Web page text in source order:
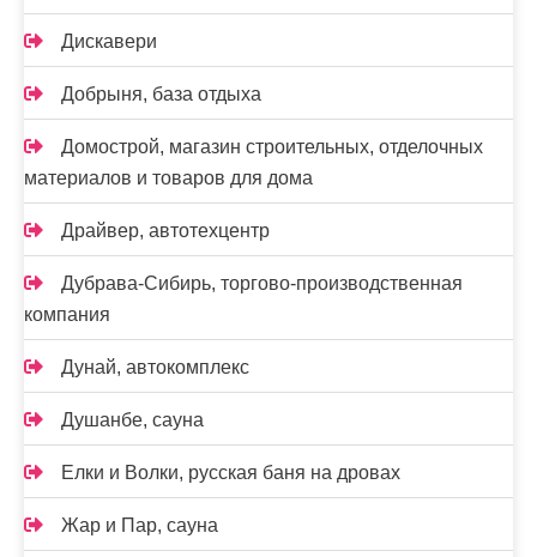
Дискавери
Добрыня, база отдыха
Домострой, магазин строительных, отделочных
материалов и товаров для дома
Драйвер, автотехцентр
Дубрава-Сибирь, торгово-производственная
компания
Дунай, автокомплекс
Душанбе, сауна
Елки и Волки, русская баня на дровах
Жар и Пар, сауна